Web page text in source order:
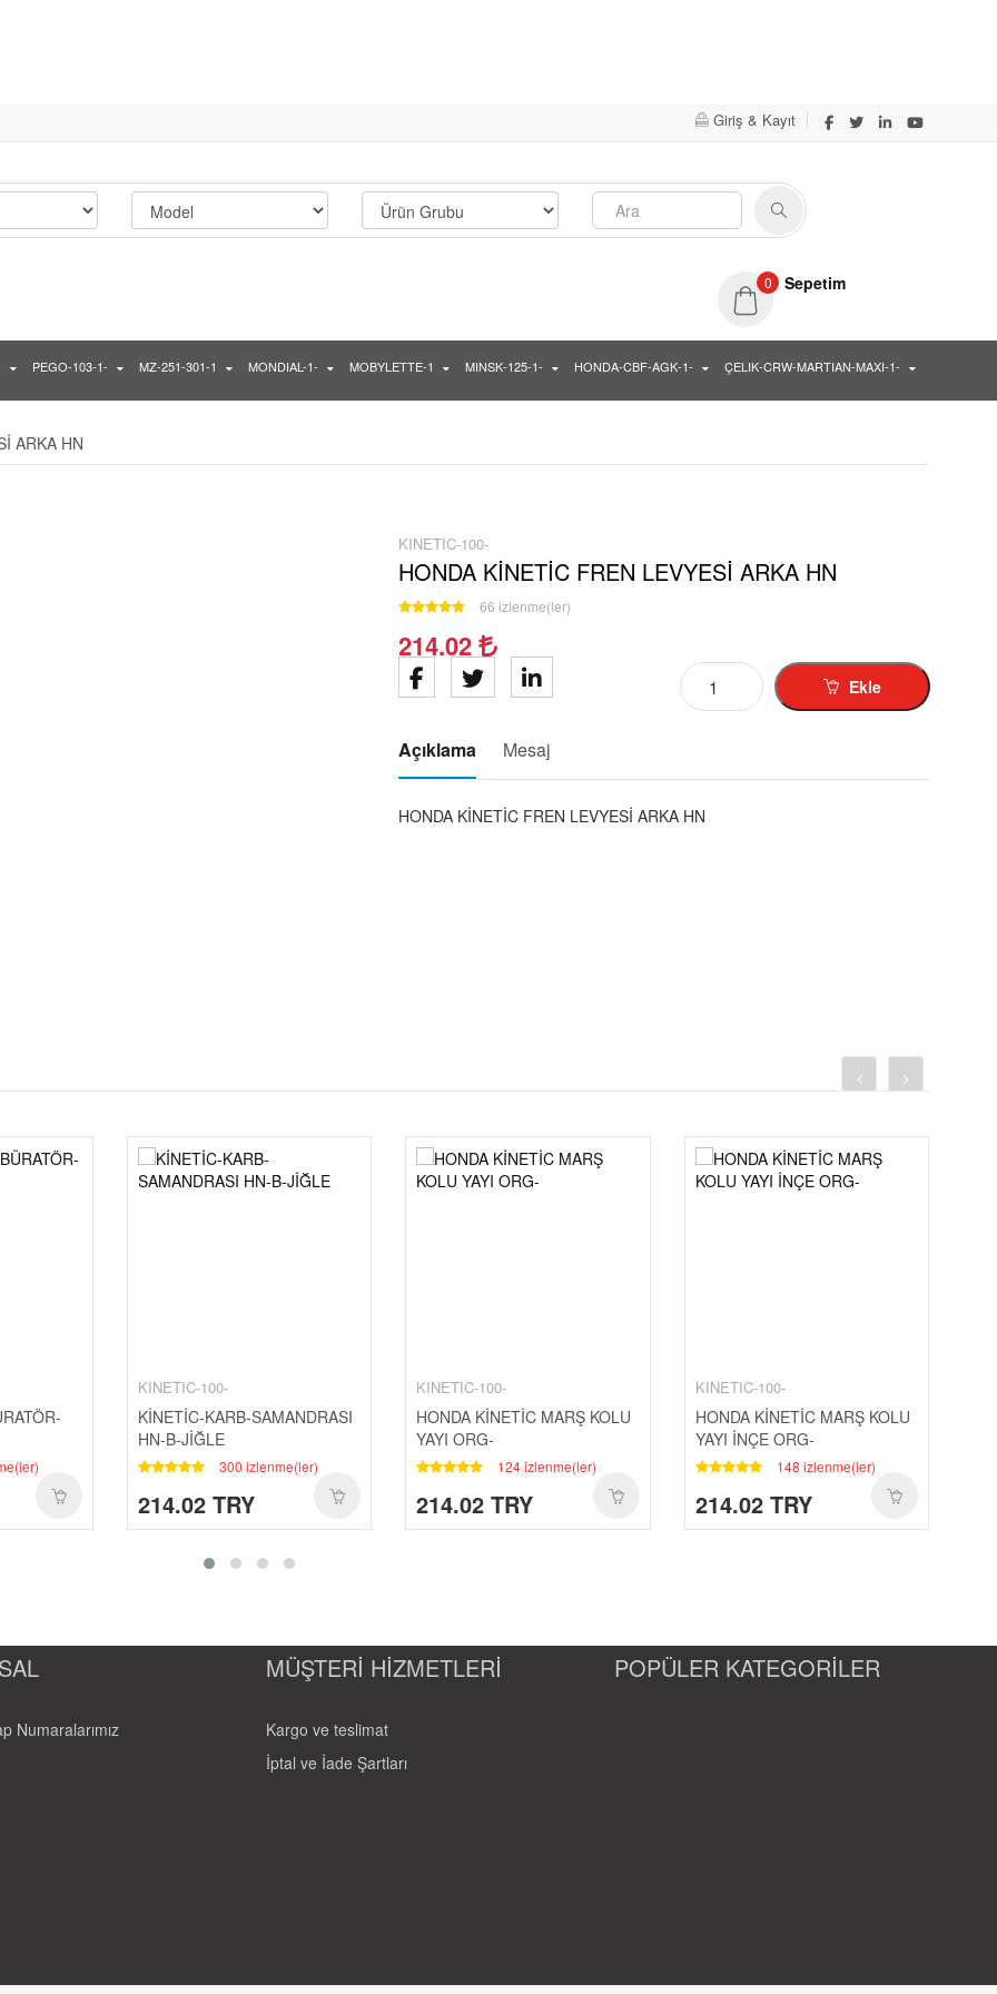
Giriş & Kayıt
0 Sepetim
PEGO-103-1- MZ-251-301-1 MONDIAL-1- MOBYLETTE-1 MINSK-125-1- HONDA-CBF-AGK-1- ÇELIK-CRW-MARTIAN-MAXI-1-
ARKA HN
KINETIC-100-
HONDA KİNETİC FREN LEVYESİ ARKA HN
66 izlenme(ler)
214.02
Ekle
Açıklama Mesaj
HONDA KİNETİC FREN LEVYESİ ARKA HN
KINETIC-100-
KİNETİC-KARB-SAMANDRASI
HN-B-JİĞLE
300 izlenme(ler)
214.02 TRY
KINETIC-100-
HONDA KİNETİC MARŞ KOLU
YAYI ORG-
124 izlenme(ler)
214.02 TRY
KINETIC-100-
HONDA KİNETİC MARŞ KOLU
YAYI İNÇE ORG-
148 izlenme(ler)
214.02 TRY
Numaralarımız
MÜŞTERİ HİZMETLERİ
Kargo ve teslimat
İptal ve İade Şartları
POPÜLER KATEGORİLER